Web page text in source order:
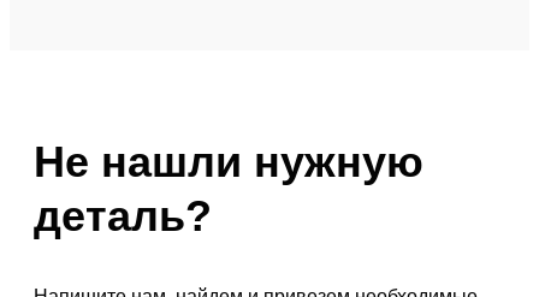
Не нашли нужную
деталь?